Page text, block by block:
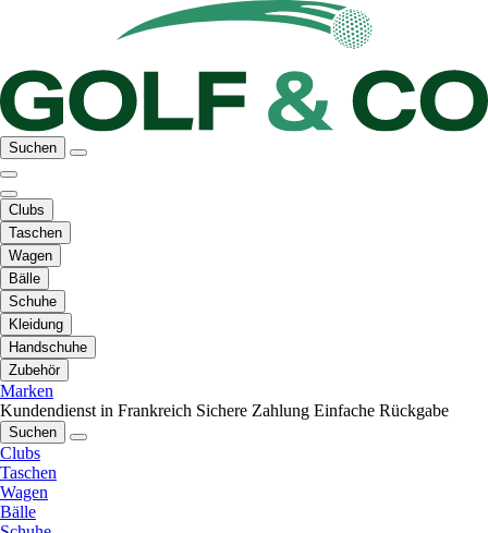
Suchen
Clubs
Taschen
Wagen
Bälle
Schuhe
Kleidung
Handschuhe
Zubehör
Marken
Kundendienst in Frankreich Sichere Zahlung Einfache Rückgabe
Suchen
Clubs
Taschen
Wagen
Bälle